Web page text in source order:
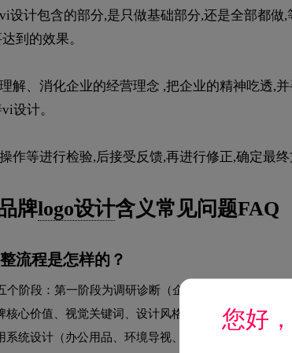
设计包含的部分,是只做基础部分,还是全部都
到的效果。
解、消化企业的经营理念 ,把企业的精神吃透,
设计。
作等进行检验,后接受反馈,再进行修正,确定最终
牌logo设计含义常见问题FAQ
流程是怎样的？
个阶段：第一阶段为调研诊断（企业访谈、行业分析
核心价值、视觉关键词、设计风格）；第三阶段为基
系统设计（办公用品、环境导视、包装、广告等实际
您好